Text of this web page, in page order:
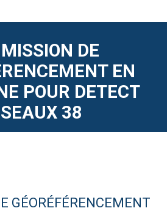
DE
EN
POUR DETECT
38
GÉORÉFÉRENCEMENT